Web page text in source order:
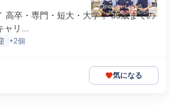
卒・専門・短大・大学卒 35歳までの
リ...
+2個
気になる